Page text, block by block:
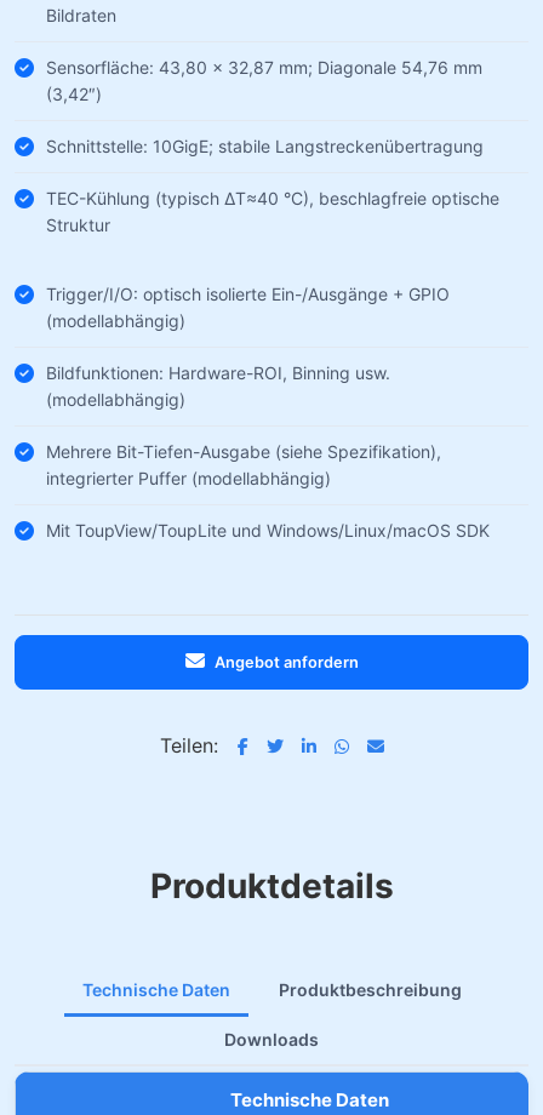
Bildraten
Sensorfläche: 43,80 × 32,87 mm; Diagonale 54,76 mm
(3,42″)
Schnittstelle: 10GigE; stabile Langstreckenübertragung
TEC-Kühlung (typisch ΔT≈40 °C), beschlagfreie optische
Struktur
Trigger/I/O: optisch isolierte Ein-/Ausgänge + GPIO
(modellabhängig)
Bildfunktionen: Hardware-ROI, Binning usw.
(modellabhängig)
Mehrere Bit-Tiefen-Ausgabe (siehe Spezifikation),
integrierter Puffer (modellabhängig)
Mit ToupView/ToupLite und Windows/Linux/macOS SDK
Angebot anfordern
Teilen:
Produktdetails
Technische Daten Produktbeschreibung
Downloads
Technische Daten